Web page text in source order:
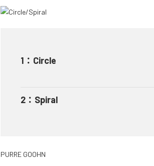
1 ： Circle
2 ： Spiral
PURRE GOOHN